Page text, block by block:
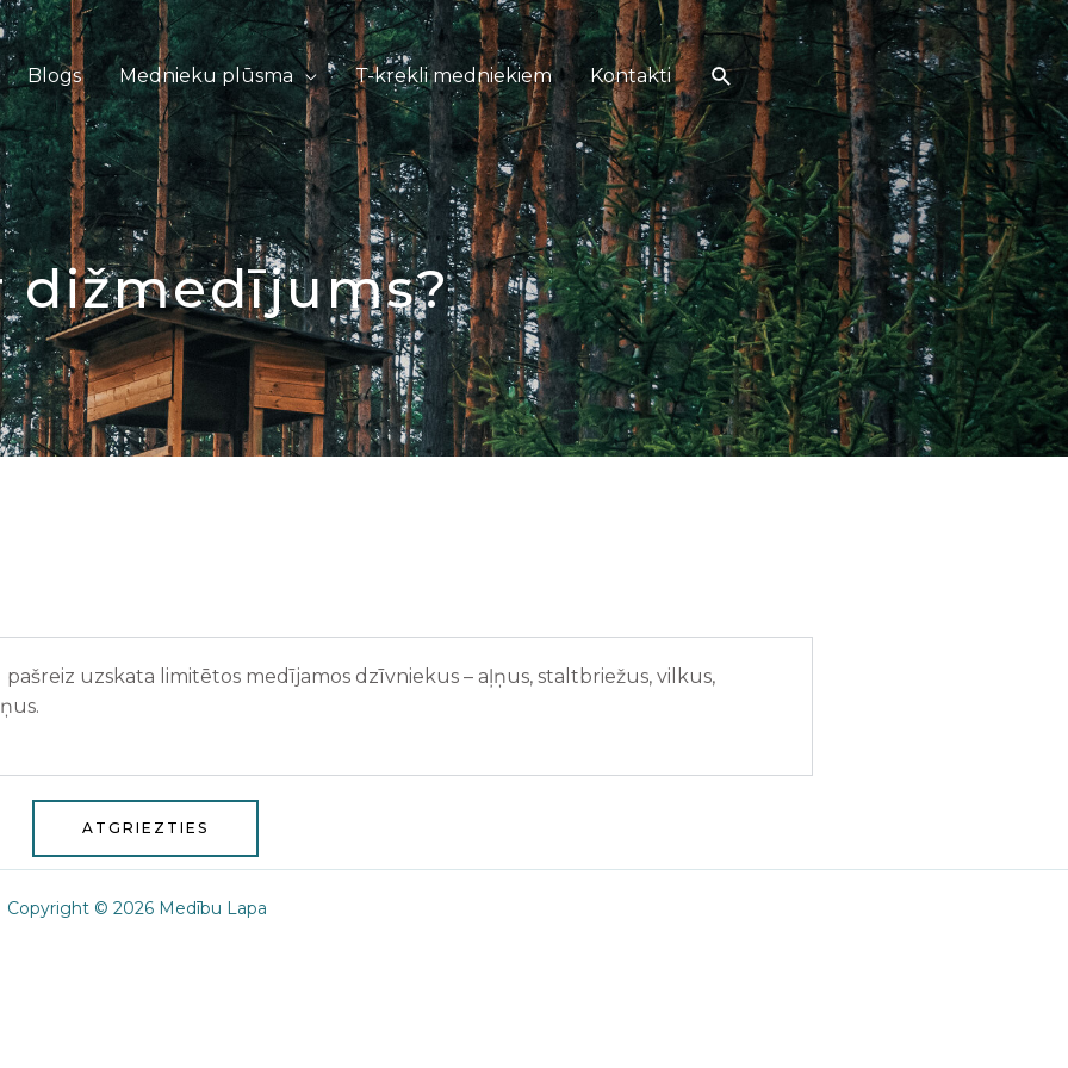
Blogs Mednieku plūsma T-krekli medniekiem Kontakti Search
dižmedījums?
uzskata limitētos medījamos dzīvniekus – aļņus, staltbriežus, vilkus,
ATGRIEZTIES
Copyright © 2026 Medību Lapa